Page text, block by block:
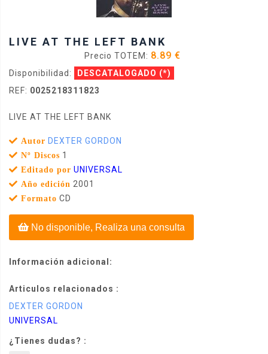
LIVE AT THE LEFT BANK
Precio TOTEM: 8.89 €
Disponibilidad: DESCATALOGADO (*)
REF: 0025218311823
LIVE AT THE LEFT BANK
Autor DEXTER GORDON
Nº Discos 1
Editado por UNIVERSAL
Año edición 2001
Formato CD
No disponible, Realiza una consulta
Información adicional:
Articulos relacionados :
DEXTER GORDON
UNIVERSAL
¿Tienes dudas? :